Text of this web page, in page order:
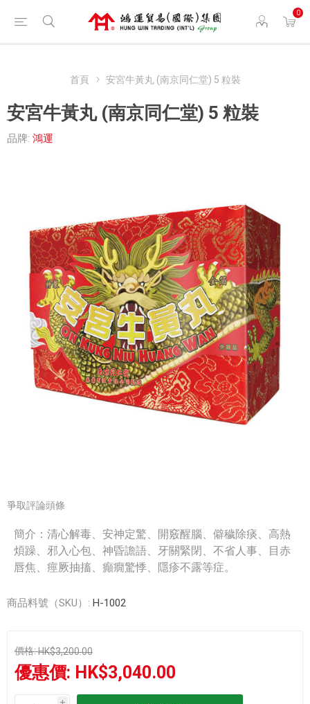
0
首頁 安宮牛黃丸 (南京同仁堂) 5 粒裝
安宮牛黃丸 (南京同仁堂) 5 粒裝
品牌: 鴻運
爭取評論頭條
簡介：清心解毒、安神定驚、開竅醒腦、僻穢除痰、高熱
煩躁、邪入心包、神昏譫語、牙關緊閉、不省人事、目赤
唇焦、痙厥抽搐、癲癇驚悸、隱疹不露等症。
商品料號（SKU）: H-1002
價格:HK$3,200.00
優惠價: HK$3,040.00
i